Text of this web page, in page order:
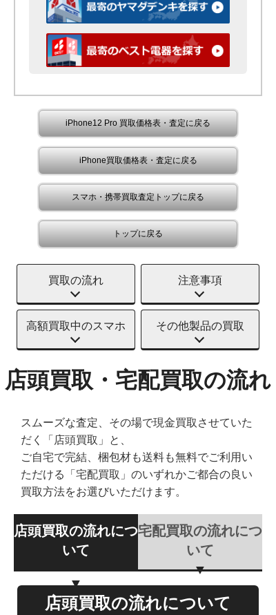
iPhone12 Pro 買取価格表・査定に戻る
iPhone買取価格表・査定に戻る
スマホ・携帯買取査定トップに戻る
トップに戻る
買取の流れ 注意事項
高額買取中のスマホ その他製品の買取
店頭買取・宅配買取の流れ
スムーズな査定、その場で現金買取させていた
だく「店頭買取」と、
ご自宅で完結、梱包材も送料も無料でご利用い
ただける「宅配買取」のいずれかご都合の良い
買取方法をお選びいただけます。
店頭買取の流れにつ
いて
宅配買取の流れにつ
いて
店頭買取の流れについて